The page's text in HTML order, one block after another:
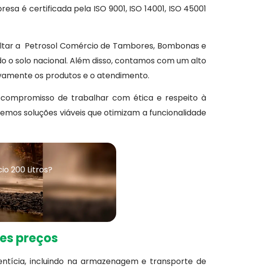
é certificada pela ISO 9001, ISO 14001, ISO 45001
a Petrosol Comércio de Tambores, Bombonas e
solo nacional. Além disso, contamos com um alto
os produtos e o atendimento.
de trabalhar com ética e respeito à
soluções viáveis que otimizam a funcionalidade
200 Litros?
preços
incluindo na armazenagem e transporte de